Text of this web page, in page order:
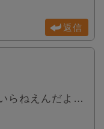
返信
らねえんだよ…